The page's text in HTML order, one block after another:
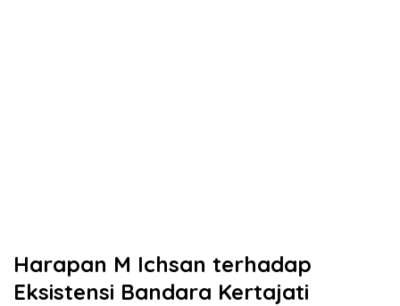
Harapan M Ichsan terhadap
Eksistensi Bandara Kertajati